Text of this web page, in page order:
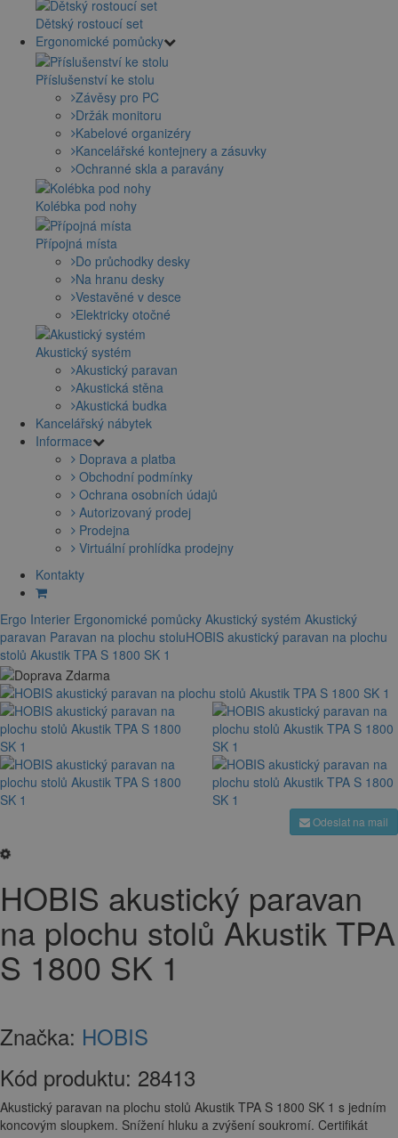
Dětský rostoucí set
Ergonomické pomůcky
Příslušenství ke stolu
Závěsy pro PC
Držák monitoru
Kabelové organizéry
Kancelářské kontejnery a zásuvky
Ochranné skla a paravány
Kolébka pod nohy
Přípojná místa
Do průchodky desky
Na hranu desky
Vestavěné v desce
Elektricky otočné
Akustický systém
Akustický paravan
Akustická stěna
Akustická budka
Kancelářský nábytek
Informace
Doprava a platba
Obchodní podmínky
Ochrana osobních údajů
Autorizovaný prodej
Prodejna
Virtuální prohlídka prodejny
Kontakty
Ergo Interier Ergonomické pomůcky Akustický systém Akustický
paravan Paravan na plochu stoluHOBIS akustický paravan na plochu
stolů Akustik TPA S 1800 SK 1
Odeslat na mail
HOBIS akustický paravan
na plochu stolů Akustik TPA
S 1800 SK 1
Značka: HOBIS
Kód produktu: 28413
Akustický paravan na plochu stolů Akustik TPA S 1800 SK 1 s jedním
koncovým sloupkem. Snížení hluku a zvýšení soukromí. Certifikát